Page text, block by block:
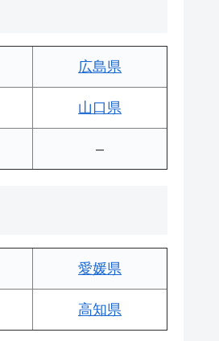
広島県
山口県
–
愛媛県
高知県